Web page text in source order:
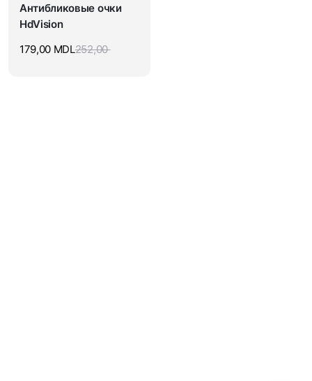
Антибликовые очки
HdVision
252,00
179,00 MDL